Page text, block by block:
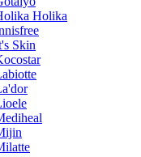
Holika
Skin